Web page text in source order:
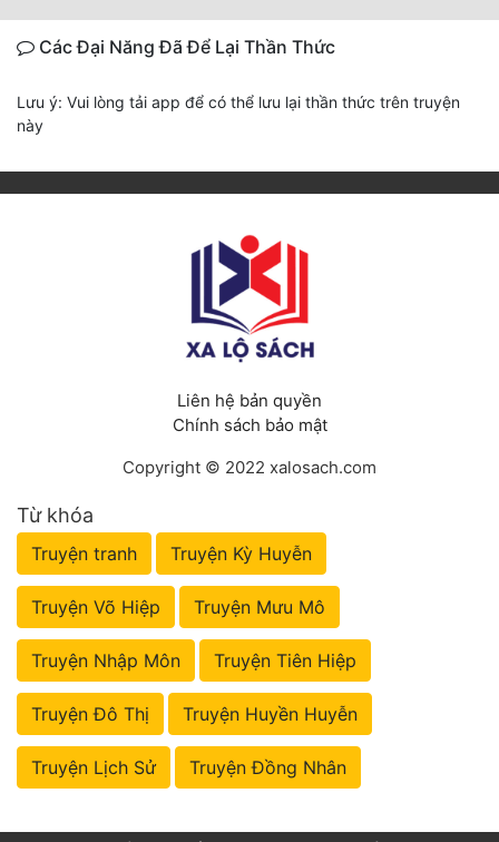
Các Đại Năng Đã Để Lại Thần Thức
Lưu ý: Vui lòng tải app để có thể lưu lại thần thức trên truyện
này
Liên hệ bản quyền
Chính sách bảo mật
Copyright © 2022 xalosach.com
Từ khóa
Truyện tranh Truyện Kỳ Huyễn
Truyện Võ Hiệp Truyện Mưu Mô
Truyện Nhập Môn Truyện Tiên Hiệp
Truyện Đô Thị Truyện Huyền Huyễn
Truyện Lịch Sử Truyện Đồng Nhân